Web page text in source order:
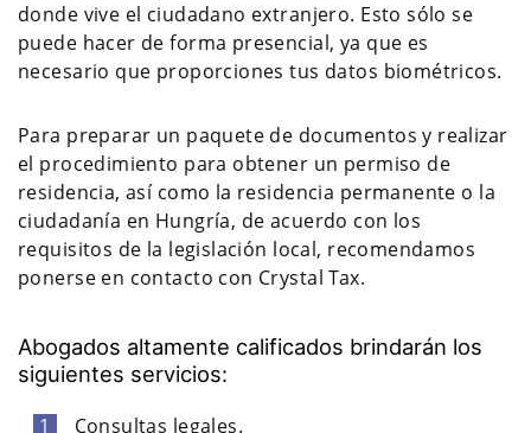
donde vive el ciudadano extranjero. Esto sólo se
puede hacer de forma presencial, ya que es
necesario que proporciones tus datos biométricos.
Para preparar un paquete de documentos y realizar
el procedimiento para obtener un permiso de
residencia, así como la residencia permanente o la
ciudadanía en Hungría, de acuerdo con los
requisitos de la legislación local, recomendamos
ponerse en contacto con Crystal Tax.
Abogados altamente calificados brindarán los
siguientes servicios:
Consultas legales.